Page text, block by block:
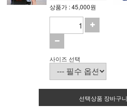
상품가 : 45,000원
사이즈 선택
선택상품 장바구